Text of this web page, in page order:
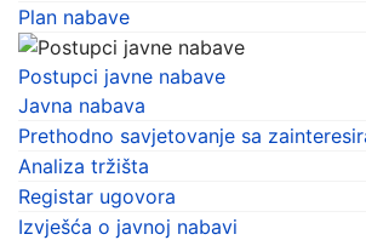
Plan nabave
Postupci javne nabave
Javna nabava
Prethodno savjetovanje sa
Analiza tržišta
Registar ugovora
Izvješća o javnoj nabavi